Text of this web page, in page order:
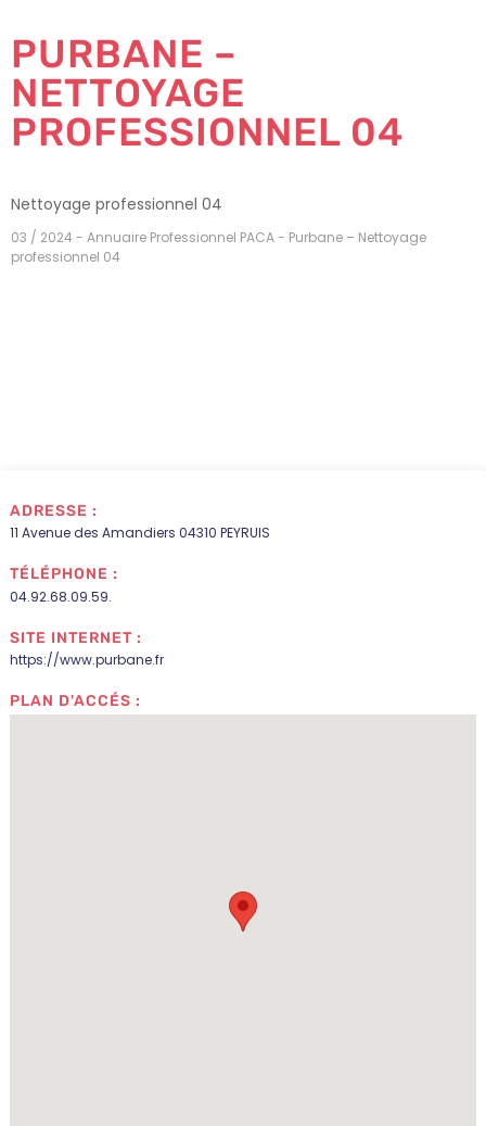
PURBANE –
NETTOYAGE
PROFESSIONNEL 04
Nettoyage professionnel 04
03 / 2024 - Annuaire Professionnel PACA - Purbane – Nettoyage
professionnel 04
ADRESSE :
11 Avenue des Amandiers 04310 PEYRUIS
TÉLÉPHONE :
04.92.68.09.59.
SITE INTERNET :
https://www.purbane.fr
PLAN D'ACCÉS :